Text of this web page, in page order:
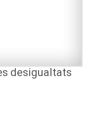
desigualtats